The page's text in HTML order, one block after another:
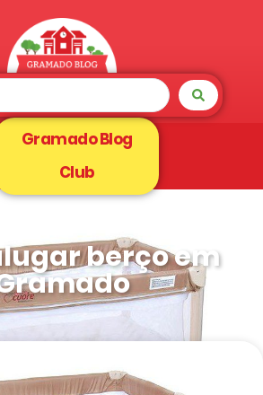
Gramado Blog
Club
berço em